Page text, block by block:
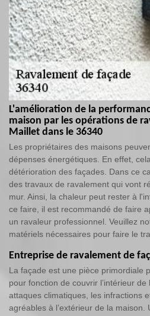
L'amélioration de la
maison par les opérations de
Maillet dans le 36340
Les propriétaires des maisons
dépenses énergétiques. En effet,
détérioration des façades. Dans ce
des travaux de ravalement qui vont
mur. Ainsi, la chaleur peut rester à
ce faire, il est recommandé de faire
un ravaleur professionnel. Veuillez
matériels nécessaires pour faire le
Entreprise de ravalement de
La façade est une pièce primordiale
pour fonction de couvrir l’intérieur
attaques climatiques, les infractions
agréables à l’extérieur de la